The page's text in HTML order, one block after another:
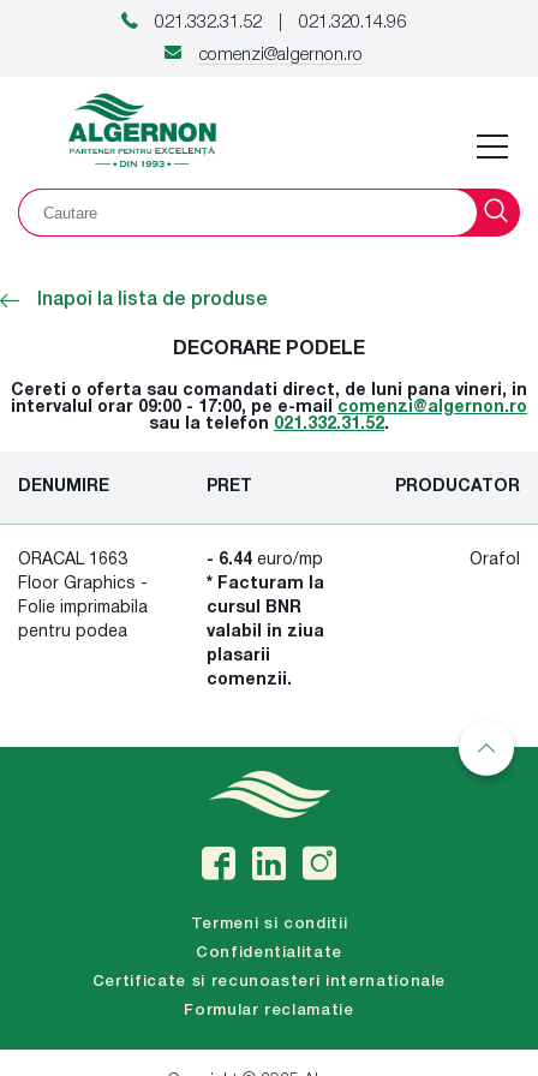
021.332.31.52
021.320.14.96
comenzi@algernon.ro
Inapoi la lista de produse
DECORARE PODELE
Cereti o oferta sau comandati direct, de luni pana vineri, in
intervalul orar 09:00 - 17:00, pe e-mail comenzi@algernon.ro
sau la telefon 021.332.31.52.
DENUMIRE PRET PRODUCATOR
ORACAL 1663
Floor Graphics -
Folie imprimabila
pentru podea
- 6.44 euro/mp
* Facturam la
cursul BNR
valabil in ziua
plasarii
comenzii.
Orafol
Termeni si conditii
Confidentialitate
Certificate si recunoasteri internationale
Formular reclamatie